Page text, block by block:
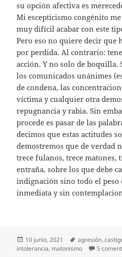
su opción afectiva es
Mi escepticismo congénito
muy difícil acabar con este
Pero eso no quiere decir que
por perdida. Al contrario:
acción. Y no solo de boquilla.
los comunicados unánimes
de condena, las
víctima y cualquier otra
repugnancia y rabia. Sin
procede es pasar de las
decimos que estas actitudes
demostremos que de verdad
trece fulanos, trece matones,
entraña, sobre los que debe
indignación sino todo el peso
inmediata y sin
Publicado
el
10 junio, 2021 Etiquetas
agresión,
intolerancia, matonismo 5